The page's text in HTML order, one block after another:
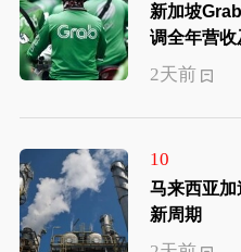
新加坡Grab
调全年营收
2天前
10
马来西亚加速能源转
新周期